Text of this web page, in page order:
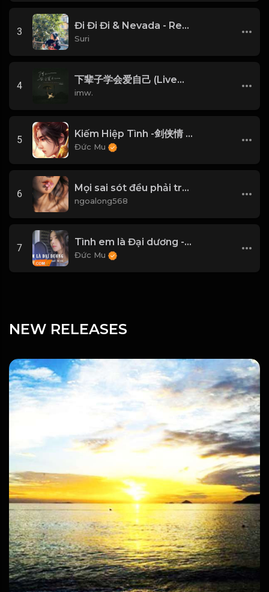
3
Đi Đi Đi & Nevada - Remix
Suri
4
下辈子学会爱自己 (Live合唱版)
imw.
5
Kiếm Hiệp Tình -剑侠情 | Trần Phi Bình
Đức Mu
6
Mọi sai sót đều phải trả giá! Đạo
ngoalong568
7
Tình em là Đại dương - Nhi Nhi Cover
Đức Mu
NEW RELEASES